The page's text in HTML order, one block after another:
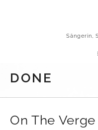
Sängerin,
DONE
On The